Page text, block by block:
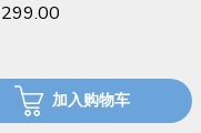
加入购物车